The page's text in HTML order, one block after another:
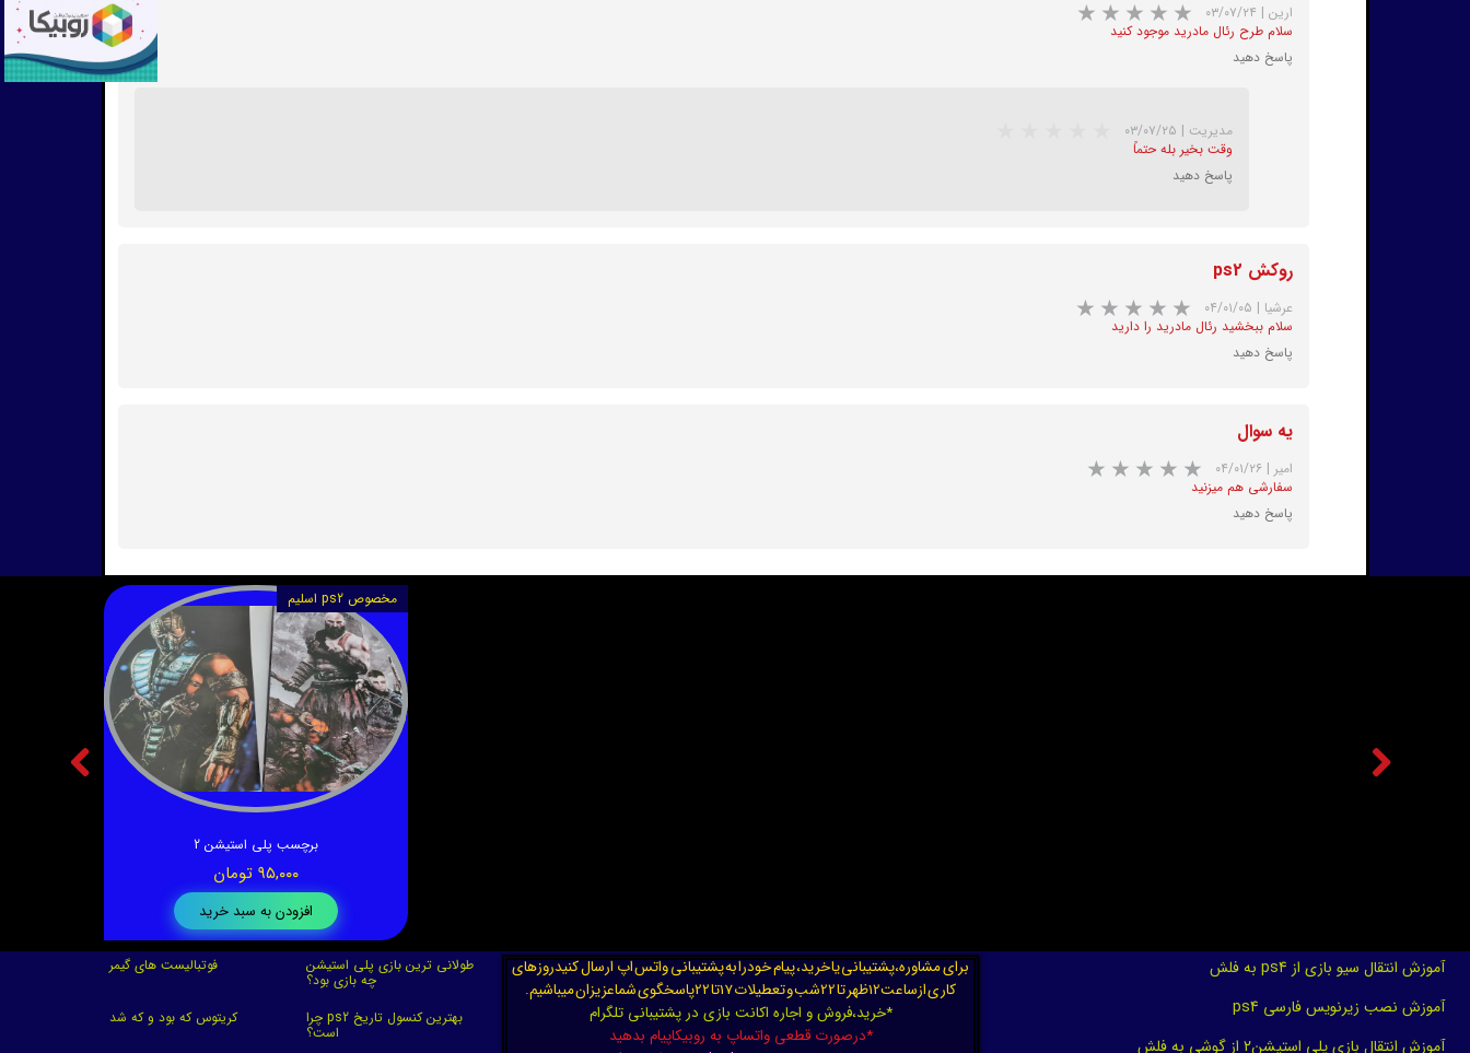
ارین | ۰۳/۰۷/۲۴
سلام طرح رئال مادرید موجود کنید
پاسخ دهید
مدیریت | ۰۳/۰۷/۲۵
وقت بخیر بله حتماً
پاسخ دهید
روکش ps2
عرشیا | ۰۴/۰۱/۰۵
سلام ببخشید رئال مادرید را دارید
پاسخ دهید
‌یه سوال
امیر | ۰۴/۰۱/۲۶
سفارشی هم میزنید
پاسخ دهید
برچسب پلی استیشن 2
۹۵,۰۰۰ تومان
افزودن به سبد خرید
مخصوص ps2 اسلیم
آموزش انتقال سیو بازی از ps4 به فلش
آموزش نصب زیرنویس فارسی ps4
آموزش انتقال بازی پلی استیشن2 از گوشی به فلش
برای مشاوره،پشتیبانی یا خرید، پیام خودرا به پشتیبانی واتس اپ ارسال کنیدروزهای
کاری ازساعت12ظهر تا 22شب و تعطیلات 17تا 22پاسخگوی شماعزیزان میباشیم.
*خرید،فروش و اجاره اکانت بازی در پشتیبانی تلگرام
*درصورت قطعی واتساپ به روبیکاپیام بدهید
فوتبالیست های گیمر طولانی ترین بازی پلی استیشن
چه بازی بود؟
کریتوس که بود و که شد
چرا ps2 بهترین کنسول تاریخ
است؟